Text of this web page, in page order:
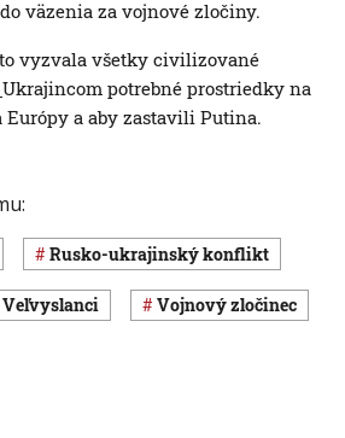
väzenia za vojnové zločiny.
vyzvala všetky civilizované
Ukrajincom potrebné prostriedky na
Európy a aby zastavili Putina.
rusko-ukrajinský konflikt
veľvyslanci vojnový zločinec